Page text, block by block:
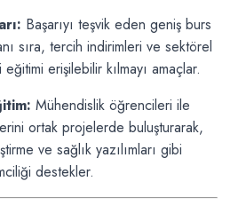
Başarıyı teşvik eden geniş burs
sıra, tercih indirimleri ve sektörel
erişilebilir kılmayı amaçlar.
Mühendislik öğrencileri ile
ortak projelerde buluşturarak,
ve sağlık yazılımları gibi
destekler.